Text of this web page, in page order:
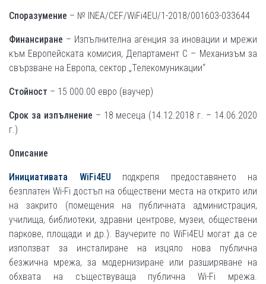
Споразумение – № INEA/CEF/WiFi4EU/1-2018/001603-033644
Финансиране – Изпълнителна агенция за иновации и мрежи
към Европейската комисия, Департамент С – Механизъм за
свързване на Европа, сектор „Телекомуникации“
Стойност – 15 000.00 евро (ваучер)
Срок за изпълнение – 18 месеца (14.12.2018 г. – 14.06.2020
г.)
Описание
Инициативата WiFi4EU подкрепя предоставянето на
безплатен Wi-Fi достъп на обществени места на открито или
на закрито (помещения на публичната администрация,
училища, библиотеки, здравни центрове, музеи, обществени
паркове, площади и др.). Ваучерите по WiFi4EU могат да се
използват за инсталиране на изцяло нова публична
безжична мрежа, за модернизиране или разширяване на
обхвата на съществуваща публична Wi-Fi мрежа.